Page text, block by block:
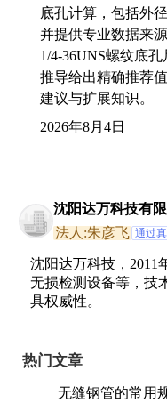
底孔计算，包括外
并提供专业数据来
1/4-36UNS螺纹底
推导给出精确推荐
建议与扩展知识。
2026年8月4日
沈阳达万科技有限
法人:朱彦飞 通过
沈阳达万科技，2011
无损检测设备等，技
具权威性。
热门文章
无缝钢管的常用